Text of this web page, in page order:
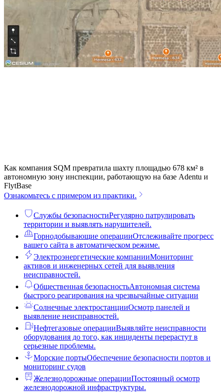
Как компания SQM превратила шахту площадью 678 км² в
автономную зону инспекции, работающую на базе Adentu и
FlytBase
Ознакомьтесь с примером из практики.
Службы безопасностиРегулярно патрулировать
территории и выявлять нарушителей.
Горнодобывающие операцииОтслеживайте прогресс
вашего сайта в автоматическом режиме.
Электроэнергетические компанииМониторинг
активов и инженерных сетей для выявления
неисправностей.
Общественная безопасностьАвтономная система
быстрого реагирования на чрезвычайные ситуации
Солнечные электростанцииОсмотр панелей и
выявление неисправностей.
Нефтегазовые операцииВыявляйте неисправности
оборудования до того, как инциденты перерастут в
серьезные проблемы.
Морские портыОбеспечение безопасности портов и
мониторинг судов
Железнодорожные операцииПостоянный осмотр
железнодорожной инфраструктуры.